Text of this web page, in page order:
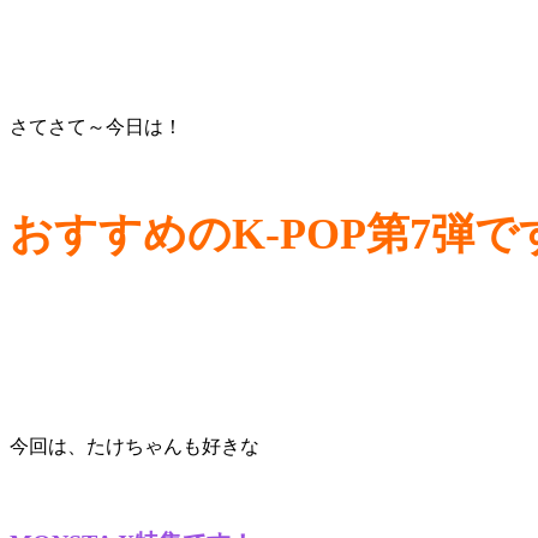
さてさて～今日は！
おすすめのK-POP第7弾で
今回は、たけちゃんも好きな